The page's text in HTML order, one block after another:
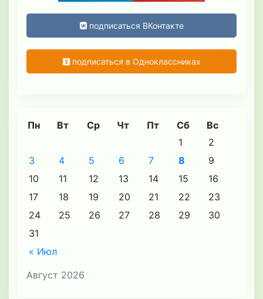
подписаться ВКонтакте
подписаться в Одноклассниках
Август 2026
Пн Вт Ср Чт Пт Сб Вс
« Июл
1
2
3
4 5 6 7 8
9
10
11 12 13 14 15
16
17
18 19 20 21 22
23
24
25 26 27 28 29
30
31